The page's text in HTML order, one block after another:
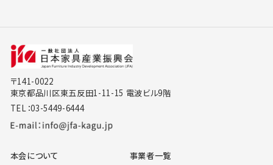
〒141-0022
東京都品川区東五反田1-11-15 電波ビル9階
TEL：03-5449-6444
本会について
事業者一覧